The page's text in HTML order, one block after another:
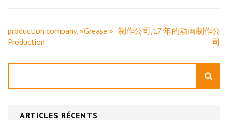
Navigation
de
production company, »Grease »
Production
制作公司,17 年的动画制作公
司
ARTICLES RÉCENTS